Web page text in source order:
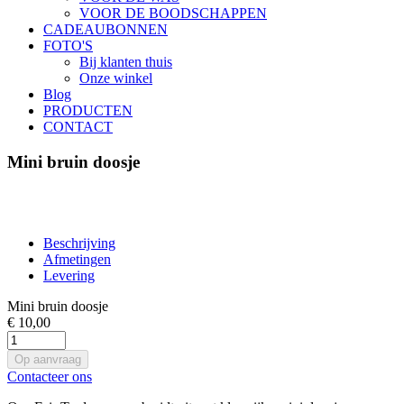
VOOR DE BOODSCHAPPEN
CADEAUBONNEN
FOTO'S
Bij klanten thuis
Onze winkel
Blog
PRODUCTEN
CONTACT
Mini bruin doosje
Beschrijving
Afmetingen
Levering
Mini bruin doosje
€ 10,00
Op aanvraag
Contacteer ons